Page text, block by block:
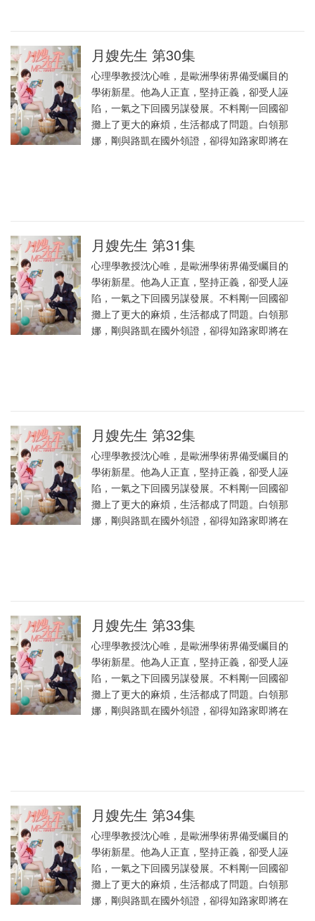
月嫂先生 第30集
心理學教授沈心唯，是歐洲學術界備受矚目的
學術新星。他為人正直，堅持正義，卻受人誣
陷，一氣之下回國另謀發展。不料剛一回國卻
攤上了更大的麻煩，生活都成了問題。白領那
娜，剛與路凱在國外領證，卻得知路家即將在
月嫂先生 第31集
心理學教授沈心唯，是歐洲學術界備受矚目的
學術新星。他為人正直，堅持正義，卻受人誣
陷，一氣之下回國另謀發展。不料剛一回國卻
攤上了更大的麻煩，生活都成了問題。白領那
娜，剛與路凱在國外領證，卻得知路家即將在
月嫂先生 第32集
心理學教授沈心唯，是歐洲學術界備受矚目的
學術新星。他為人正直，堅持正義，卻受人誣
陷，一氣之下回國另謀發展。不料剛一回國卻
攤上了更大的麻煩，生活都成了問題。白領那
娜，剛與路凱在國外領證，卻得知路家即將在
月嫂先生 第33集
心理學教授沈心唯，是歐洲學術界備受矚目的
學術新星。他為人正直，堅持正義，卻受人誣
陷，一氣之下回國另謀發展。不料剛一回國卻
攤上了更大的麻煩，生活都成了問題。白領那
娜，剛與路凱在國外領證，卻得知路家即將在
月嫂先生 第34集
心理學教授沈心唯，是歐洲學術界備受矚目的
學術新星。他為人正直，堅持正義，卻受人誣
陷，一氣之下回國另謀發展。不料剛一回國卻
攤上了更大的麻煩，生活都成了問題。白領那
娜，剛與路凱在國外領證，卻得知路家即將在